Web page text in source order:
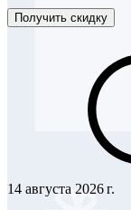
Получить скидку
14 августа 2026 г.